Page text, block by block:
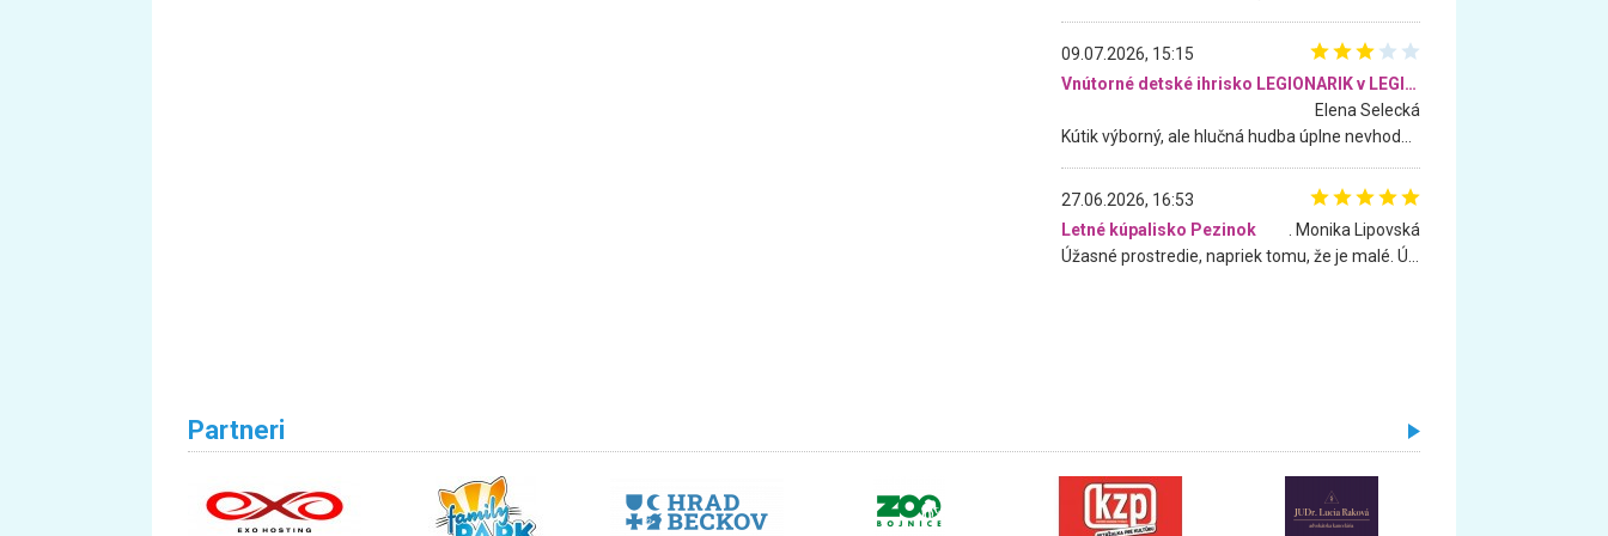
09.07.2026, 15:15
Vnútorné detské ihrisko LEGIONARIK v LEGIA Fitness
Elena Selecká
27.06.2026, 16:53
Letné kúpalisko Pezinok
. Monika Lipovská
Partneri